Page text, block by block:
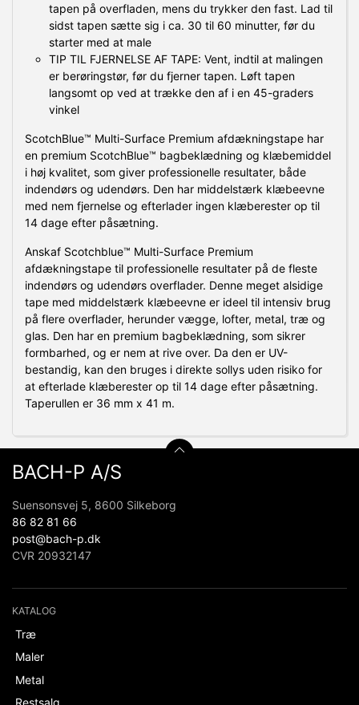
tapen på overfladen, mens du trykker den fast. Lad til
sidst tapen sætte sig i ca. 30 til 60 minutter, før du
starter med at male
TIP TIL FJERNELSE AF TAPE: Vent, indtil at malingen
er berøringstør, før du fjerner tapen. Løft tapen
langsomt op ved at trække den af i en 45-graders
vinkel
ScotchBlue™ Multi-Surface Premium afdækningstape har
en premium ScotchBlue™ bagbeklædning og klæbemiddel
i høj kvalitet, som giver professionelle resultater, både
indendørs og udendørs. Den har middelstærk klæbeevne
med nem fjernelse og efterlader ingen klæberester op til
14 dage efter påsætning.
Anskaf Scotchblue™ Multi-Surface Premium
afdækningstape til professionelle resultater på de fleste
indendørs og udendørs overflader. Denne meget alsidige
tape med middelstærk klæbeevne er ideel til intensiv brug
på flere overflader, herunder vægge, lofter, metal, træ og
glas. Den har en premium bagbeklædning, som sikrer
formbarhed, og er nem at rive over. Da den er UV-
bestandig, kan den bruges i direkte sollys uden risiko for
at efterlade klæberester op til 14 dage efter påsætning.
Taperullen er 36 mm x 41 m.
BACH-P A/S
Suensonsvej 5, 8600 Silkeborg
86 82 81 66
post@bach-p.dk
CVR 20932147
KATALOG
Træ
Maler
Metal